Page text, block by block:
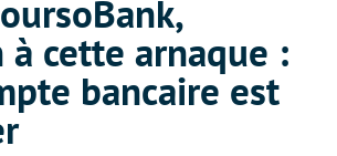
cette arnaque :
bancaire est